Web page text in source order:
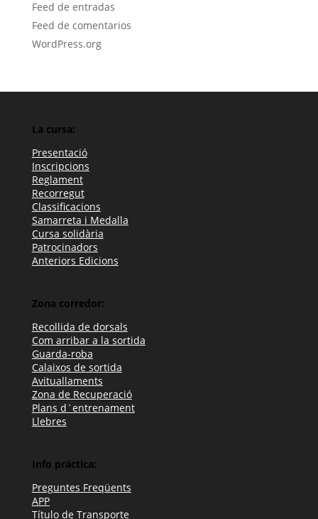
Feed de entradas
Feed de comentarios
WordPress.org
La cursa:
Presentació
Inscripcions
Reglament
Recorregut
Classificacions
Samarreta i Medalla
Cursa solidària
Patrocinadors
Anteriors Edicions
Zona corredor:
Recollida de dorsals
Com arribar a la sortida
Guarda-roba
Calaixos de sortida
Avituallaments
Zona de Recuperació
Plans d´entrenament
Llebres
Info práctica:
Preguntes Freqüents
APP
Título de Transporte